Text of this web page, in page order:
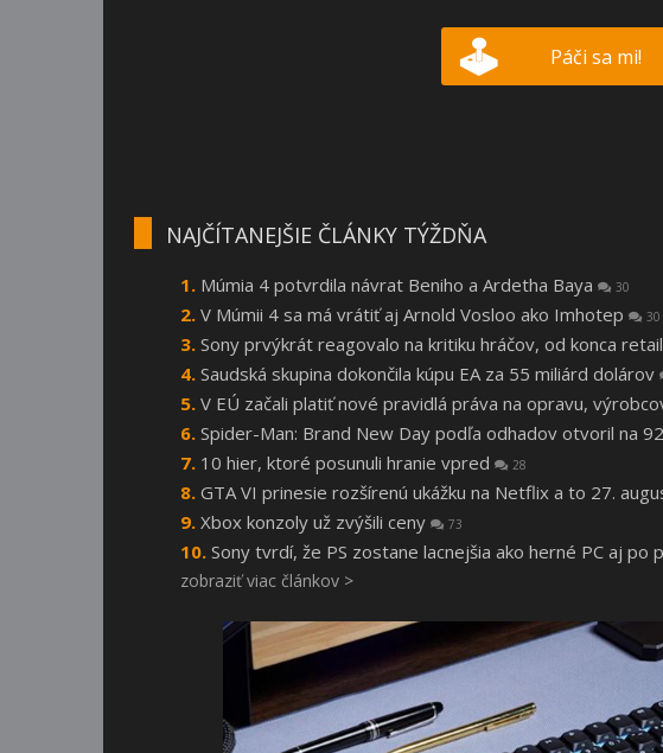
Páči sa mi!
NAJČÍTANEJŠIE ČLÁNKY TÝŽDŇA
Múmia 4 potvrdila návrat Beniho a Ardetha Baya 30
V Múmii 4 sa má vrátiť aj Arnold Vosloo ako Imhotep 30
Sony prvýkrát reagovalo na kritiku hráčov, od konca
Saudská skupina dokončila kúpu EA za 55 miliárd dolárov
V EÚ začali platiť nové pravidlá práva na opravu,
Spider-Man: Brand New Day podľa odhadov otvoril na
10 hier, ktoré posunuli hranie vpred 28
GTA VI prinesie rozšírenú ukážku na Netflix a to 27.
Xbox konzoly už zvýšili ceny 73
Sony tvrdí, že PS zostane lacnejšia ako herné PC aj po
zobraziť viac článkov >